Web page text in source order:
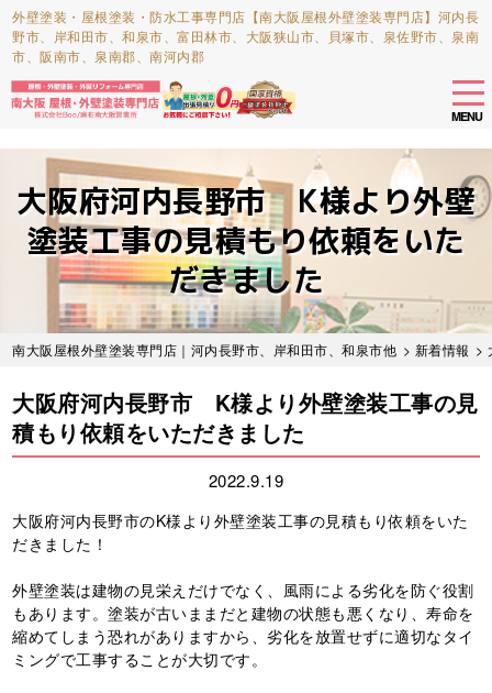
main
content
MENU
外壁塗装・屋根塗装・防水工事専門店【南大阪屋根外壁塗装専門店】河内長
野市、岸和田市、和泉市、富田林市、大阪狭山市、貝塚市、泉佐野市、泉南
市、阪南市、泉南郡、南河内郡
大阪府河内長野市 K様より外壁
塗装工事の見積もり依頼をいた
だきました
南大阪屋根外壁塗装専門店｜河内長野市、岸和田市、和泉市他 > 新着情報 >
大阪府河内長野市 K様より外壁塗装工事の見
積もり依頼をいただきました
2022.9.19
大阪府河内長野市のK様より外壁塗装工事の見積もり依頼をいた
だきました！
外壁塗装は建物の見栄えだけでなく、風雨による劣化を防ぐ役割
もあります。塗装が古いままだと建物の状態も悪くなり、寿命を
縮めてしまう恐れがありますから、劣化を放置せずに適切なタイ
ミングで工事することが大切です。